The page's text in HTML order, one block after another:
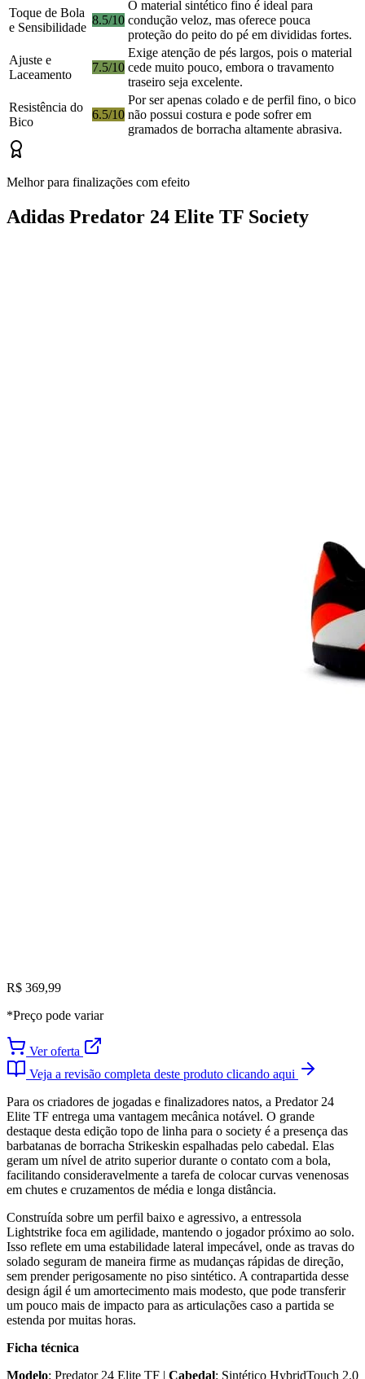
Toque de Bola
e Sensibilidade
8.5/10
O material sintético fino é ideal para
condução veloz, mas oferece pouca
proteção do peito do pé em divididas fortes.
Ajuste e
Laceamento
7.5/10
Exige atenção de pés largos, pois o material
cede muito pouco, embora o travamento
traseiro seja excelente.
Resistência do
Bico
6.5/10
Por ser apenas colado e de perfil fino, o bico
não possui costura e pode sofrer em
gramados de borracha altamente abrasiva.
Melhor para finalizações com efeito
Adidas Predator 24 Elite TF Society
R$ 369,99
*Preço pode variar
Ver oferta
Veja a revisão completa deste produto clicando aqui
Para os criadores de jogadas e finalizadores natos, a Predator 24
Elite TF entrega uma vantagem mecânica notável. O grande
destaque desta edição topo de linha para o society é a presença das
barbatanas de borracha Strikeskin espalhadas pelo cabedal. Elas
geram um nível de atrito superior durante o contato com a bola,
facilitando consideravelmente a tarefa de colocar curvas venenosas
em chutes e cruzamentos de média e longa distância.
Construída sobre um perfil baixo e agressivo, a entressola
Lightstrike foca em agilidade, mantendo o jogador próximo ao solo.
Isso reflete em uma estabilidade lateral impecável, onde as travas do
solado seguram de maneira firme as mudanças rápidas de direção,
sem prender perigosamente no piso sintético. A contrapartida desse
design ágil é um amortecimento mais modesto, que pode transferir
um pouco mais de impacto para as articulações caso a partida se
estenda por muitas horas.
Ficha técnica
Modelo: Predator 24 Elite TF | Cabedal: Sintético HybridTouch 2.0